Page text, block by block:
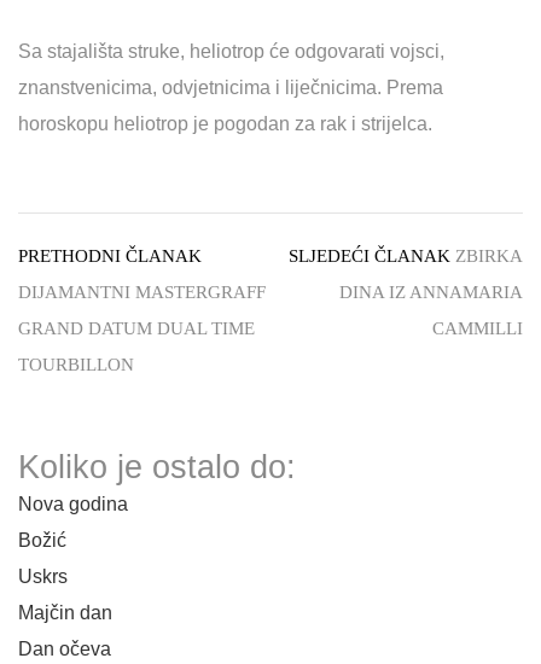
Sa stajališta struke, heliotrop će odgovarati vojsci,
znanstvenicima, odvjetnicima i liječnicima. Prema
horoskopu heliotrop je pogodan za rak i strijelca.
PRETHODNI ČLANAK
DIJAMANTNI MASTERGRAFF
GRAND DATUM DUAL TIME
TOURBILLON
SLJEDEĆI ČLANAK ZBIRKA
DINA IZ ANNAMARIA
CAMMILLI
Koliko je ostalo do:
Nova godina
Božić
Uskrs
Majčin dan
Dan očeva